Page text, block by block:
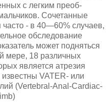
с легким преоб­
Сочетанные
часто - в 40—60% случаев,
обсле­дование
мо­жет подняться
мере, 18 различных
яв­ляется атрезия
VATER- или
(Vertebral-Anal-Cardiac-